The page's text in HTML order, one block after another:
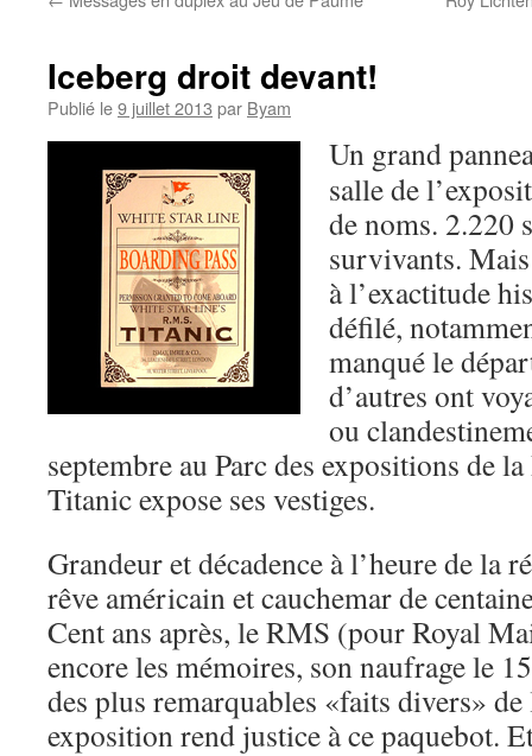
Iceberg droit devant!
Publié le9 juillet 2013 par Byam
Un grand
salle de
de noms. 2.220
survivants.
à l’exactitude
défilé,
manqué le
d’autres ont
ou
septembre au Parc des expositions de
Titanic expose ses vestiges.
Grandeur et décadence à l’heure de la
rêve américain et cauchemar de
Cent ans après, le RMS (pour Royal
encore les mémoires, son naufrage le
des plus remarquables «faits divers»
exposition rend justice à ce paquebot.